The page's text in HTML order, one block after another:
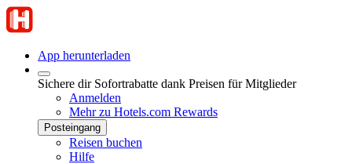
App herunterladen
Sichere dir Sofortrabatte dank Preisen für Mitglieder
Anmelden
Mehr zu Hotels.com Rewards
Posteingang
Reisen buchen
Hilfe